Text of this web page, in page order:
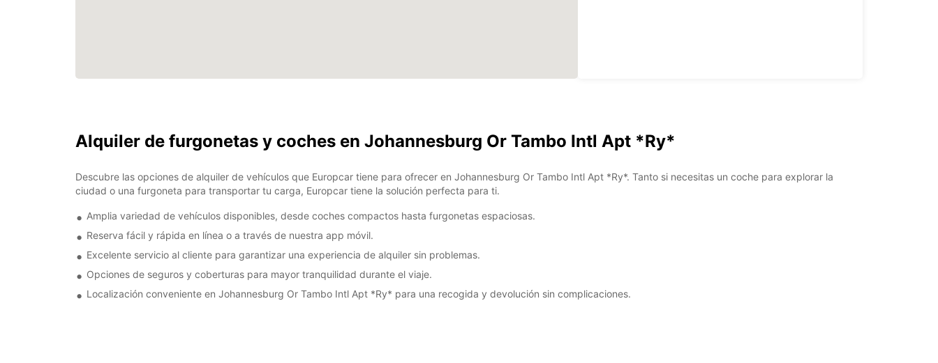
Alquiler de furgonetas y coches en Johannesburg Or Tambo Intl Apt *Ry*
Descubre las opciones de alquiler de vehículos que Europcar tiene para ofrecer en Johannesburg Or Tambo Intl Apt *Ry*. Tanto si necesitas un coche para explorar la
ciudad o una furgoneta para transportar tu carga, Europcar tiene la solución perfecta para ti.
Amplia variedad de vehículos disponibles, desde coches compactos hasta furgonetas espaciosas.
Reserva fácil y rápida en línea o a través de nuestra app móvil.
Excelente servicio al cliente para garantizar una experiencia de alquiler sin problemas.
Opciones de seguros y coberturas para mayor tranquilidad durante el viaje.
Localización conveniente en Johannesburg Or Tambo Intl Apt *Ry* para una recogida y devolución sin complicaciones.